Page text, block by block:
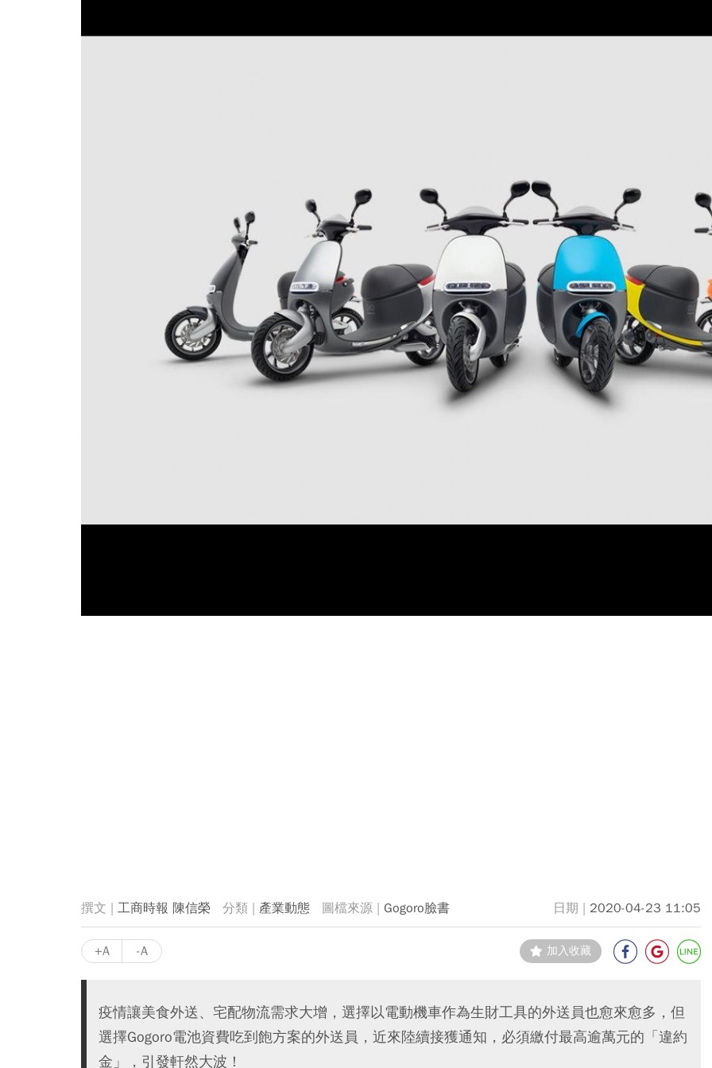
工商時報 陳信榮 產業動態 Gogoro臉書 2020-04-23 11:05
+A -A 加入收藏
疫情讓美食外送、宅配物流需求大增，選擇以電動機車作為生財工具的外送員也愈來愈多，但
選擇Gogoro電池資費吃到飽方案的外送員，近來陸續接獲通知，必須繳付最高逾萬元的「違約
金」，引發軒然大波！